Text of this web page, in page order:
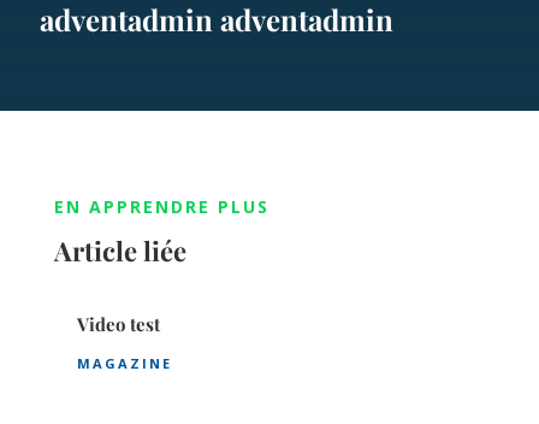
adventadmin adventadmin
EN APPRENDRE PLUS
Article liée
Video test
MAGAZINE